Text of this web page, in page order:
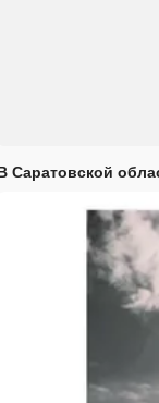
Саратовской